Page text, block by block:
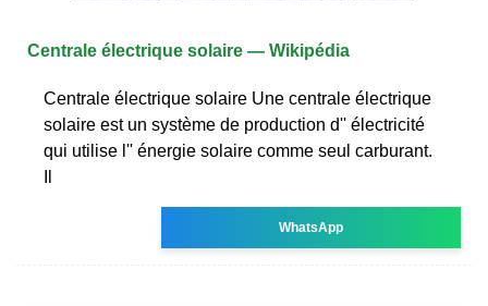
Centrale électrique solaire — Wikipédia
Centrale électrique solaire Une centrale électrique
solaire est un système de production d'' électricité
qui utilise l'' énergie solaire comme seul carburant.
WhatsApp